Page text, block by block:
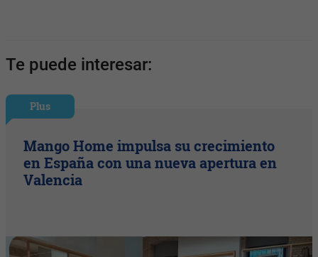
Te puede interesar:
Plus
Mango Home impulsa su crecimiento
en España con una nueva apertura en
Valencia